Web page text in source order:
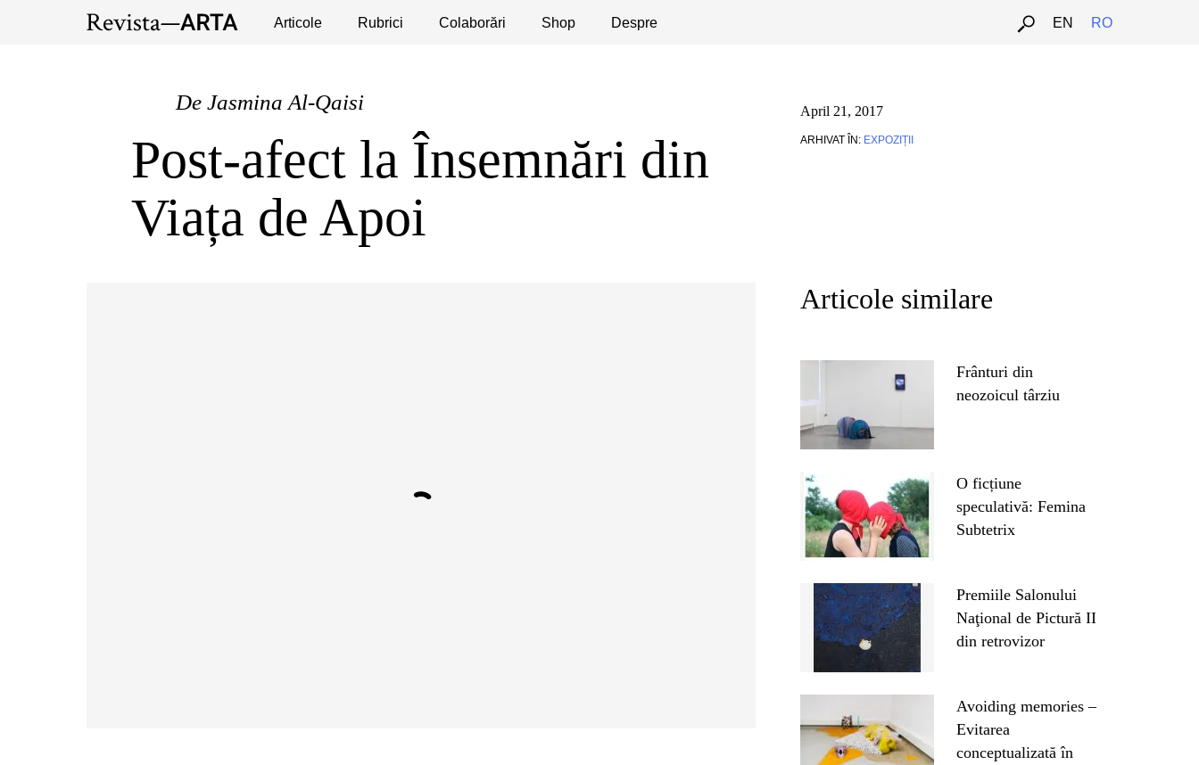
Articole Rubrici Colaborări Shop Despre EN RO
Expoziții Evenimente Interviuri Publicaţii Dezbateri Apeluri
De Jasmina Al-Qaisi
Post-afect la Însemnări din
Viața de Apoi
April 21, 2017
ARHIVAT ÎN: EXPOZIȚII
Articole similare
Frânturi din
neozoicul târziu
O ficțiune
speculativă: Femina
Subtetrix
Premiile Salonului
Naţional de Pictură II
din retrovizor
Avoiding memories –
Evitarea
conceptualizată în